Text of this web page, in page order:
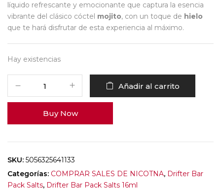
líquido refrescante y emocionante que captura la esencia
vibrante del clásico cóctel mojito, con un toque de hielo
que te hará disfrutar de esta experiencia al máximo.
Hay existencias
Añadir al carrito
Buy Now
SKU: 5056325641133
Categorías: COMPRAR SALES DE NICOTNA, Drifter Bar
Pack Salts, Drifter Bar Pack Salts 16ml